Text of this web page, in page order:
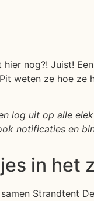
nog?! Juist!
weten ze hoe ze
log uit op alle
notificaties en
in het
Strandtent